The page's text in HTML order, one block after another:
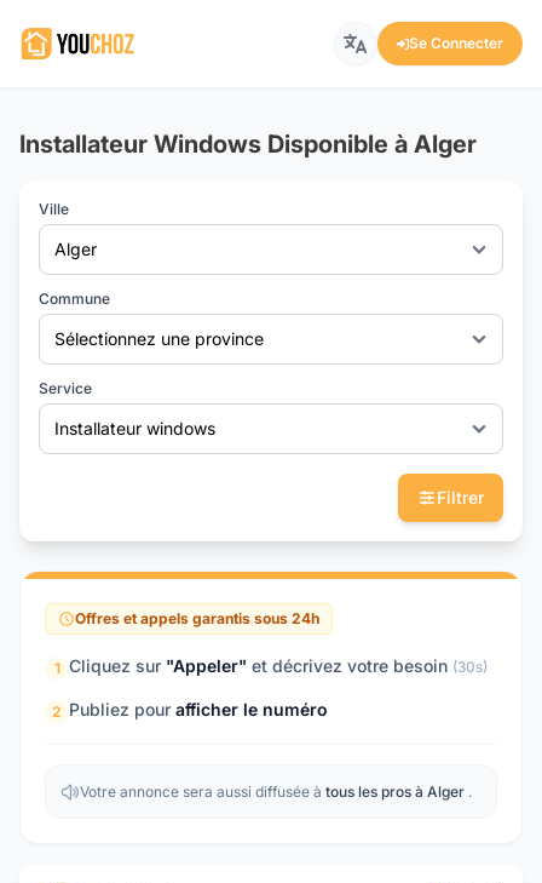
Se Connecter
Installateur Windows Disponible à Alger
Ville
Alger
Commune
Sélectionnez une province
Service
Installateur windows
Filtrer
Offres et appels garantis sous 24h
1 Cliquez sur "Appeler" et décrivez votre besoin (30s)
2 Publiez pour afficher le numéro
Votre annonce sera aussi diffusée à tous les pros à Alger .